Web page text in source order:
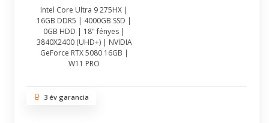
Intel Core Ultra 9 275HX |
16GB DDR5 | 4000GB SSD |
0GB HDD | 18" fényes |
3840X2400 (UHD+) | NVIDIA
GeForce RTX 5080 16GB |
W11 PRO
3 év garancia